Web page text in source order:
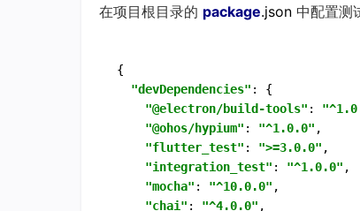
在项目根目录的 package.json 中配置测
{
"devDependencies" : {
"@electron/build-tools" :
"@ohos/hypium" : "^1.0.0" ,
"flutter_test" : ">=3.0.0" ,
"integration_test" : "^1.0.0" ,
"mocha" : "^10.0.0" ,
"chai" : "^4.0.0" ,